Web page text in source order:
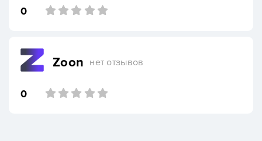
0
Zoon нет отзывов
0